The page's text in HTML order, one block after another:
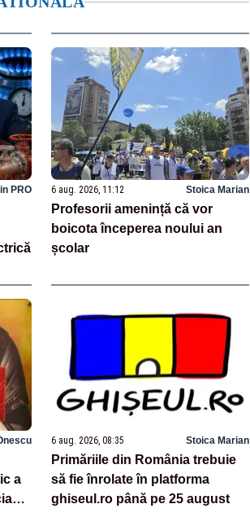
PRO 6 aug. 2026, 11:12 Stoica Marian
Profesorii amenință că vor
boicota începerea noului an
școlar
a
6 aug. 2026, 08:35 Stoica Marian
Primăriile din România trebuie
să fie înrolate în platforma
ghiseul.ro până pe 25 august